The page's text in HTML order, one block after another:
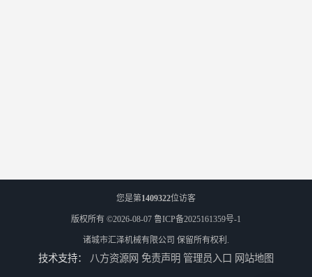
您是第1409322位访客
版权所有 ©2026-08-07 鲁ICP备2025161359号-1
诸城市汇泽机械有限公司 保留所有权利.
技术支持： 八方资源网 免责声明 管理员入口 网站地图